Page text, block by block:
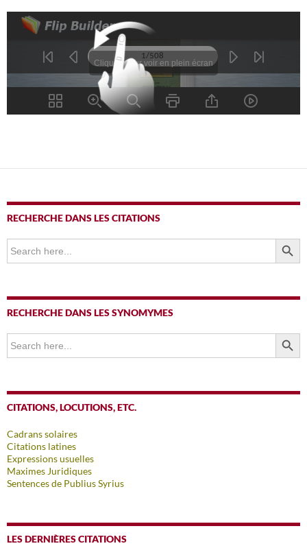
RECHERCHE DANS LES CITATIONS
Search
for:
SEARCH
RECHERCHE DANS LES SYNOMYMES
Search
for:
SEARCH
CITATIONS, LOCUTIONS, ETC.
Cadrans solaires
Citations latines
Expressions usuelles
Maximes Juridiques
Sentences de Publius Syrius
LES DERNIÈRES CITATIONS